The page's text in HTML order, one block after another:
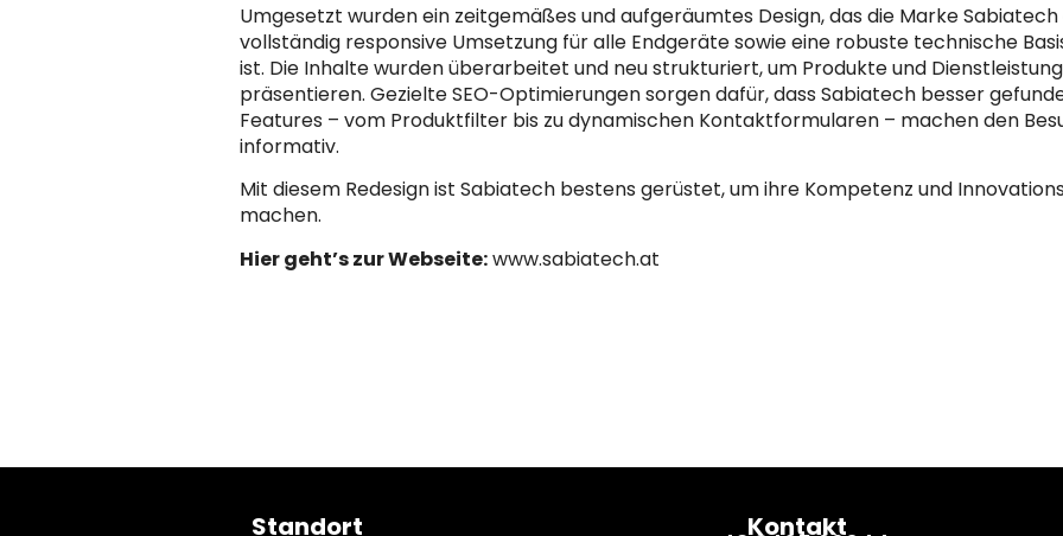
Umgesetzt wurden ein zeitgemäßes und aufgeräumtes Design, das die Marke
vollständig responsive Umsetzung für alle Endgeräte sowie eine robuste technische
ist. Die Inhalte wurden überarbeitet und neu strukturiert, um Produkte und
präsentieren. Gezielte SEO-Optimierungen sorgen dafür, dass Sabiatech besser
Features – vom Produktfilter bis zu dynamischen Kontaktformularen – machen den
informativ.
Mit diesem Redesign ist Sabiatech bestens gerüstet, um ihre Kompetenz und
machen.
Hier geht’s zur Webseite:www.sabiatech.at
Standort Kontakt